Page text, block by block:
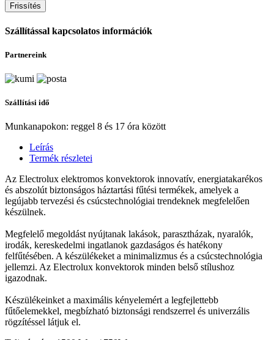
Szállítással kapcsolatos információk
Partnereink
Szállítási idő
Munkanapokon: reggel 8 és 17 óra között
Leírás
Termék részletei
Az Electrolux elektromos konvektorok innovatív, energiatakarékos
és abszolút biztonságos háztartási fűtési termékek, amelyek a
legújabb tervezési és csúcstechnológiai trendeknek megfelelően
készülnek.
Megfelelő megoldást nyújtanak lakások, parasztházak, nyaralók,
irodák, kereskedelmi ingatlanok gazdaságos és hatékony
felfűtésében. A készülékeket a minimalizmus és a csúcstechnológia
jellemzi. Az Electrolux konvektorok minden belső stílushoz
igazodnak.
Készülékeinket a maximális kényelemért a legfejlettebb
fűtőelemekkel, megbízható biztonsági rendszerrel és univerzális
rögzítéssel látjuk el.